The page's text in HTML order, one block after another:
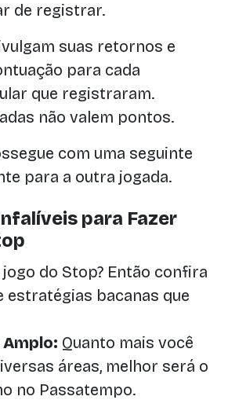
de registrar.
suas retornos e
para cada
que registraram.
não valem pontos.
com uma seguinte
para a outra jogada.
para Fazer
do Stop? Então confira
estratégias bacanas que
Quanto mais você
áreas, melhor será o
no Passatempo.